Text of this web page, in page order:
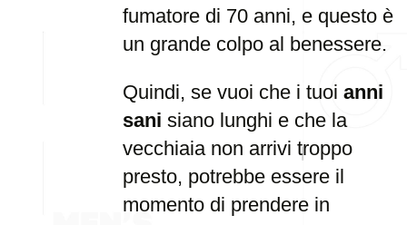
fumatore di 70 anni, e questo è
un grande colpo al benessere.
Quindi, se vuoi che i tuoi anni
sani siano lunghi e che la
vecchiaia non arrivi troppo
presto, potrebbe essere il
momento di prendere in